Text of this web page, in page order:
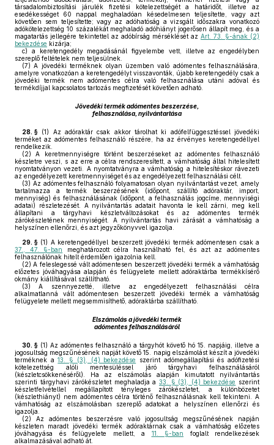
társadalombiztosítási járulék fizetési kötelezettségét a határidőt, illetve az
esedékességet 60 nappal meghaladóan késedelmesen teljesítette, vagy azt
követően sem teljesítette; vagy az adóhatóság a vizsgált időszakra vonatkozó
adókötelezettség 10 százalékát meghaladó adóhiányt jogerősen állapít meg, és a
magatartás jellegére tekintettel az adóbírság mérséklését az Art. 73. §-ának (2)
bekezdése kizárja;
c) a keretengedély megadásánál figyelembe vett, illetve az engedélyben
szereplő feltételek nem teljesülnek.
(7) A jövedéki terméknek olyan üzemben való adómentes felhasználására,
amelyre vonatkozóan a keretengedélyt visszavonták, újabb keretengedély csak a
jövedéki termék nem adómentes célra való felhasználása utáni adóval és
termékdíjjal kapcsolatos tartozás megfizetését követően adható.
Jövedéki termék adómentes beszerzése,
felhasználása, nyilvántartása
28. § (1)
Az adóraktár csak akkor tárolhat ki adófelfüggesztéssel jövedéki
terméket az adómentes felhasználó részére, ha az érvényes keretengedéllyel
rendelkezik.
(2) A keretmennyiségre történt beszerzéseket az adómentes felhasználó
készletre veszi, s az erre a célra rendszeresített, a vámhatóság által hitelesített
nyomtatványon vezeti. A nyomtatványra a vámhatóság a hitelesítéskor rávezeti
az engedélyezett keretmennyiséget és az engedélyezett felhasználási célt.
(3) Az adómentes felhasználó folyamatosan olyan nyilvántartást vezet, amely
tartalmazza a termék beszerzésének (időpont, szállító adóraktár, import,
mennyiség) és felhasználásának (időpont, a felhasználás jogcíme, mennyiségi
adatai) részletezését. A nyilvántartás adatait havonta le kell zárni, meg kell
állapítani a tárgyhavi készletváltozásokat és az adómentes termék
zárókészletének mennyiségét. A nyilvántartás havi zárását a vámhatóság a
helyszínen ellenőrzi, és azt jegyzőkönyvvel igazolja.
29. § (1) A keretengedéllyel beszerzett jövedéki termék adómentesen csak a
37., 47. §-ban
meghatározott célra használható fel, és azt az adómentes
felhasználónak hitelt érdemlően igazolnia kell.
(2) A feleslegessé vált adómentesen beszerzett jövedéki termék a vámhatóság
előzetes jóváhagyása alapján és felügyelete mellett adóraktárba termékkísérő
okmány kiállításával szállítható.
(3) A szennyezetté, illetve az engedélyezett felhasználási célra
alkalmatlanná vált adómentesen beszerzett jövedéki termék a vámhatóság
felügyelete mellett megsemmisíthető, adóraktárba szállítható.
Elszámolás a jövedéki termék
adómentes felhasználásáról
30. § (1) Az adómentes felhasználó a tárgyhót követő hó 15. napjáig, illetve a
jogosultság megszűnésének napját követő 15. napig elszámolást készít a jövedéki
terméknek a13. § (3), (4) bekezdése
szerint adómegállapítási és adófizetési
kötelezettség alóli mentesüléssel járó tárgyhavi felhasználásáról
(készletcsökkenéséről). Ha az elszámolás alapján kimutatott nyilvántartás
szerinti tárgyhavi zárókészletet meghaladja a 33. § (3), (4) bekezdése szerint
készletfelvétellel megállapított tényleges zárókészletet, a különbözetet
(készlethiányt) nem adómentes célra történő felhasználásnak kell tekinteni. A
vámhatóság az elszámolásban szereplő adatokat a helyszínen ellenőrzi és
igazolja.
(2) Az adómentes beszerzésre való jogosultság megszűnésének napján
készleten maradt jövedéki termék adóraktárnak csak a vámhatóság előzetes
jóváhagyása és felügyelete mellett, a 11. §-ban foglalt rendelkezések
alkalmazásával adható át.